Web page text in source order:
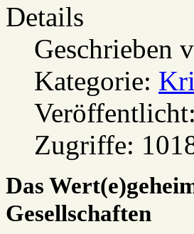
Details
Geschrieben
Kategorie:
Zugriffe:
Das
Gesellschaften